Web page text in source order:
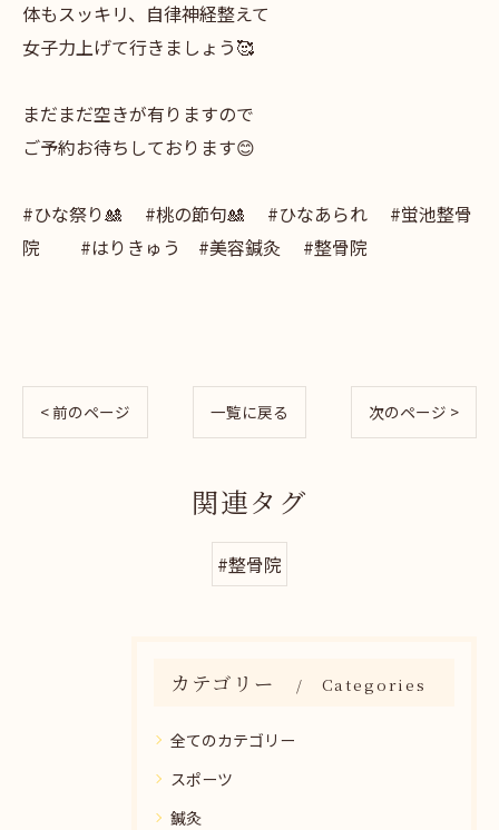
体もスッキリ、自律神経整えて
女子力上げて行きましょう🥰
まだまだ空きが有りますので
ご予約お待ちしております😊
#ひな祭り🎎 #桃の節句🎎 #ひなあられ #蛍池整骨
院 #はりきゅう #美容鍼灸 #整骨院
< 前のページ 一覧に戻る 次のページ >
関連タグ
#整骨院
カテゴリー Categories
全てのカテゴリー
スポーツ
鍼灸